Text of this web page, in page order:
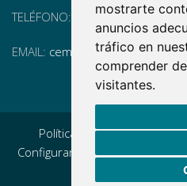
mostrarte
anuncios
tráfico en
comprender
visitantes.
TELÉFONO: (+34) 93 175 15 55
EMAIL: cem-cat@cem-cat.org
Política de privacidad|
Configurar cookies|